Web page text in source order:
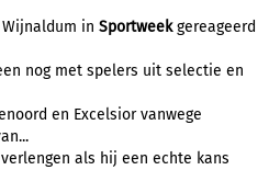
in Sportweekgereageerd
nog met spelers uit selectie en
en Excelsior vanwege
als hij een echte kans